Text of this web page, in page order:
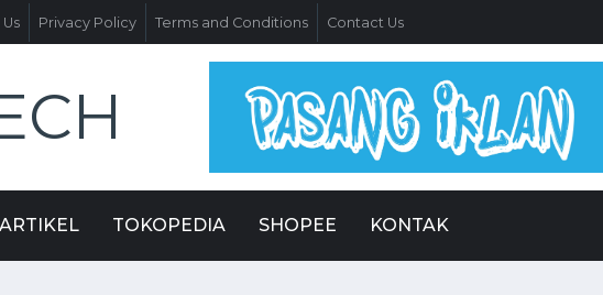
Privacy Policy Terms and Conditions Contact Us
ARTIKEL TOKOPEDIA SHOPEE KONTAK